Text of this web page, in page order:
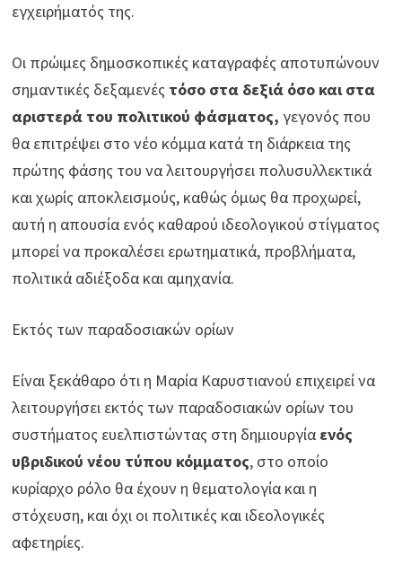
εγχειρήματός της.
Οι πρώιμες δημοσκοπικές καταγραφές αποτυπώνουν
σημαντικές δεξαμενές τόσο στα δεξιά όσο και στα
αριστερά του πολιτικού φάσματος, γεγονός που
θα επιτρέψει στο νέο κόμμα κατά τη διάρκεια της
πρώτης φάσης του να λειτουργήσει πολυσυλλεκτικά
και χωρίς αποκλεισμούς, καθώς όμως θα προχωρεί,
αυτή η απουσία ενός καθαρού ιδεολογικού στίγματος
μπορεί να προκαλέσει ερωτηματικά, προβλήματα,
πολιτικά αδιέξοδα και αμηχανία.
Εκτός των παραδοσιακών ορίων
Είναι ξεκάθαρο ότι η Μαρία Καρυστιανού επιχειρεί να
λειτουργήσει εκτός των παραδοσιακών ορίων του
συστήματος ευελπιστώντας στη δημιουργία ενός
υβριδικού νέου τύπου κόμματος, στο οποίο
κυρίαρχο ρόλο θα έχουν η θεματολογία και η
στόχευση, και όχι οι πολιτικές και ιδεολογικές
αφετηρίες.